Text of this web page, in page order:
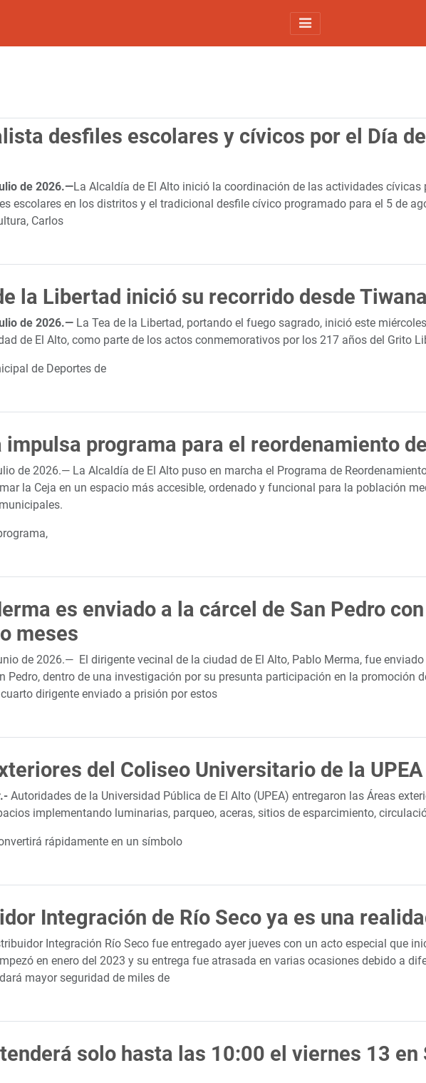
desfiles escolares y cívicos por el Día
de 2026.—La Alcaldía de El Alto inició la coordinación de las actividades cívicas
escolares en los distritos y el tradicional desfile cívico programado para el 5 de
Carlos
la Libertad inició su recorrido desde
de 2026.— La Tea de la Libertad, portando el fuego sagrado, inició este
de El Alto, como parte de los actos conmemorativos por los 217 años del Grito
de Deportes de
programa para el reordenamiento
de 2026.— La Alcaldía de El Alto puso en marcha el Programa de
la Ceja en un espacio más accesible, ordenado y funcional para la población
es enviado a la cárcel de San Pedro
meses
de 2026.— El dirigente vecinal de la ciudad de El Alto, Pablo Merma, fue
Pedro, dentro de una investigación por su presunta participación en la promoción
dirigente enviado a prisión por estos
del Coliseo Universitario de la
Autoridades de la Universidad Pública de El Alto (UPEA) entregaron las Áreas
implementando luminarias, parqueo, aceras, sitios de esparcimiento,
rápidamente en un símbolo
Integración de Río Seco ya es una
Integración Río Seco fue entregado ayer jueves con un acto especial que
en enero del 2023 y su entrega fue atrasada en varias ocasiones debido a
mayor seguridad de miles de
solo hasta las 10:00 el viernes 13